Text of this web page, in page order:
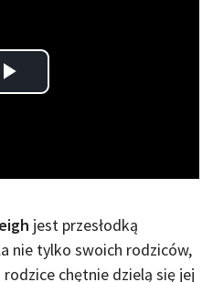
Play
jest przesłodką
nie tylko swoich rodziców,
chętnie dzielą się jej